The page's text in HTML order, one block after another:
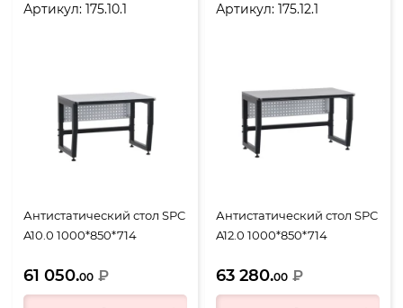
Артикул:175.10.1
Антистатический стол SPC
A10.0 1000*850*714
61 050.00 ₽
Артикул:175.12.1
Антистатический стол SPC
A12.0 1000*850*714
63 280.00 ₽